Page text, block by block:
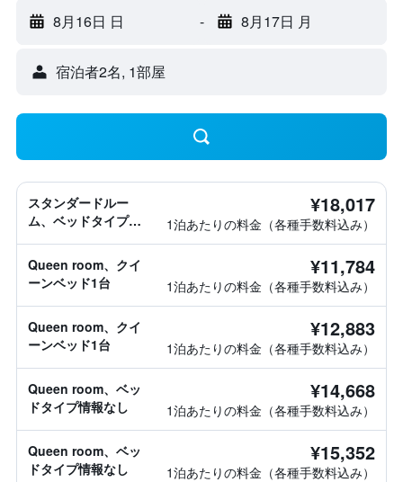
8月16日 日 - 8月17日 月
宿泊者2名, 1​部屋
スタンダードルー
ム、ベッドタイプ情
¥18,017
1泊あたりの料金（各種手数料込み）
Queen room、クイ
ーンベッド1台
¥11,784
1泊あたりの料金（各種手数料込み）
Queen room、クイ
ーンベッド1台
¥12,883
1泊あたりの料金（各種手数料込み）
Queen room、ベッ
ドタイプ情報なし
¥14,668
1泊あたりの料金（各種手数料込み）
Queen room、ベッ
ドタイプ情報なし
¥15,352
1泊あたりの料金（各種手数料込み）